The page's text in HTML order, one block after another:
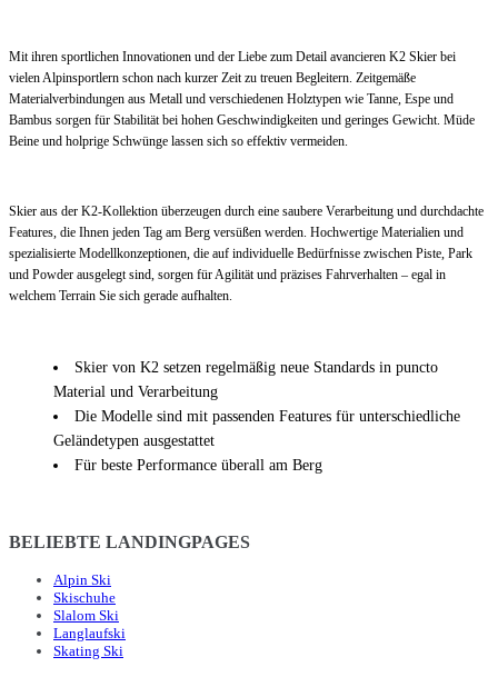
Mit ihren sportlichen Innovationen und der Liebe zum Detail avancieren K2 Skier bei
vielen Alpinsportlern schon nach kurzer Zeit zu treuen Begleitern. Zeitgemäße
Materialverbindungen aus Metall und verschiedenen Holztypen wie Tanne, Espe und
Bambus sorgen für Stabilität bei hohen Geschwindigkeiten und geringes Gewicht. Müde
Beine und holprige Schwünge lassen sich so effektiv vermeiden.
Skier aus der K2-Kollektion überzeugen durch eine saubere Verarbeitung und durchdachte
Features, die Ihnen jeden Tag am Berg versüßen werden. Hochwertige Materialien und
spezialisierte Modellkonzeptionen, die auf individuelle Bedürfnisse zwischen Piste, Park
und Powder ausgelegt sind, sorgen für Agilität und präzises Fahrverhalten – egal in
welchem Terrain Sie sich gerade aufhalten.
Skier von K2 setzen regelmäßig neue Standards in puncto
Material und Verarbeitung
Die Modelle sind mit passenden Features für unterschiedliche
Geländetypen ausgestattet
Für beste Performance überall am Berg
BELIEBTE LANDINGPAGES
Alpin Ski
Skischuhe
Slalom Ski
Langlaufski
Skating Ski